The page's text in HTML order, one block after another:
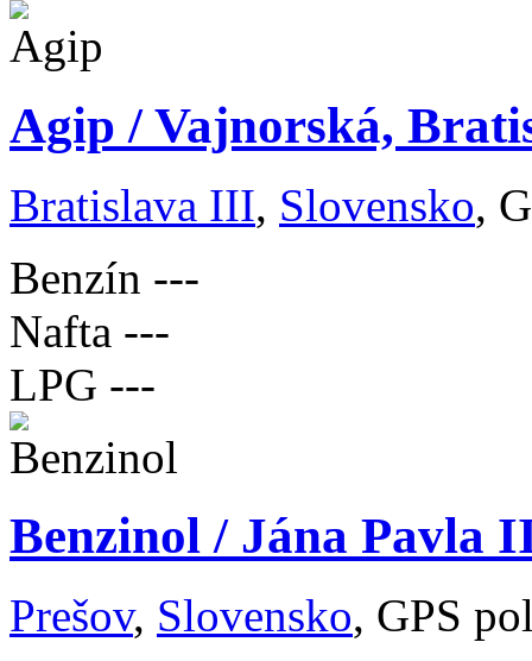
Agip / Vajnorská,
Bratislava III, Slovensko,
Benzín ---
Nafta ---
LPG ---
Benzinol / Jána Pavla
Prešov, Slovensko, GPS